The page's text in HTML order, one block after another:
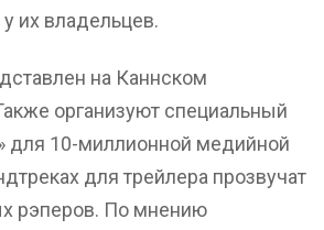
их владельцев.
на Каннском
организуют специальный
для 10-миллионной медийной
для трейлера прозвучат
рэперов. По мнению